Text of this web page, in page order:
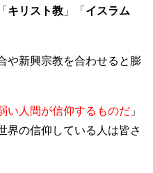
キリスト教 」「 イスラム
や新興宗教を合わせると膨
い人間が信仰するものだ 」
界の信仰している人は皆さ